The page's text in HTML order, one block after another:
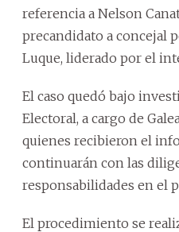
referencia a Nelson
precandidato a concejal
Luque, liderado por el
El caso quedó bajo
Electoral, a cargo de
quienes recibieron el
continuarán con las
responsabilidades en el
El procedimiento se